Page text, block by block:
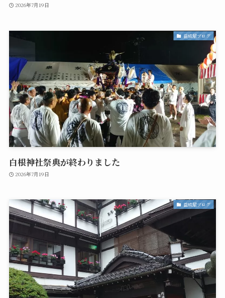
2026年7月19日
益成屋ブログ
白根神社祭典が終わりました
2026年7月19日
益成屋ブログ